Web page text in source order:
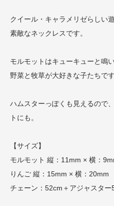
クイール・キャラメリゼらしい
素敵なネックレスです。
モルモットはキューキューと鳴
野菜と牧草が大好きな子たちです
ハムスターっぽくも見えるので
トにも。
【サイズ】
モルモット 縦：11mm × 横：
りんご 縦：15mm × 横：20mm
チェーン：52cm＋アジャスター